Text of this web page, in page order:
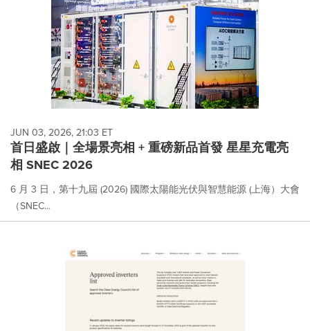
JUN 03, 2026, 21:03 ET
首日盛啟｜全場景亮相 + 重磅新品首發 星星充電亮
相 SNEC 2026
6 月 3 日，第十九屆 (2026) 國際太陽能光伏與智慧能源 (上海）大會
（SNEC...